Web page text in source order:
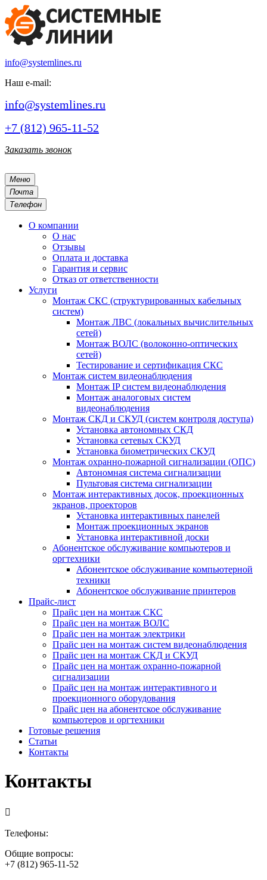
info@systemlines.ru
Наш e-mail:
info@systemlines.ru
+7 (812) 965-11-52
Заказать звонок
Меню
Почта
Телефон
О компании
О нас
Отзывы
Оплата и доставка
Гарантия и сервис
Отказ от ответственности
Услуги
Монтаж СКС (структурированных кабельных
систем)
Монтаж ЛВС (локальных вычислительных
сетей)
Монтаж ВОЛС (волоконно-оптических
сетей)
Тестирование и сертификация СКС
Монтаж систем видеонаблюдения
Монтаж IP систем видеонаблюдения
Монтаж аналоговых систем
видеонаблюдения
Монтаж СКД и СКУД (систем контроля доступа)
Установка автономных СКД
Установка сетевых СКУД
Установка биометрических СКУД
Монтаж охранно-пожарной сигнализации (ОПС)
Автономная система сигнализации
Пультовая система сигнализации
Монтаж интерактивных досок, проекционных
экранов, проекторов
Установка интерактивных панелей
Монтаж проекционных экранов
Установка интерактивной доски
Абонентское обслуживание компьютеров и
оргтехники
Абонентское обслуживание компьютерной
техники
Абонентское обслуживание принтеров
Прайс-лист
Прайс цен на монтаж СКС
Прайс цен на монтаж ВОЛС
Прайс цен на монтаж электрики
Прайс цен на монтаж систем видеонаблюдения
Прайс цен на монтаж СКД и СКУД
Прайс цен на монтаж охранно-пожарной
сигнализации
Прайс цен на монтаж интерактивного и
проекционного оборудования
Прайс цен на абонентское обслуживание
компьютеров и оргтехники
Готовые решения
Статьи
Контакты
Контакты

Телефоны:
Общие вопросы:
+7 (812) 965-11-52